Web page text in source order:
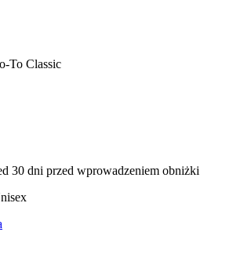
To Classic
30 dni przed wprowadzeniem obniżki